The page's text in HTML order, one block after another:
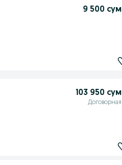
9 500 сум
103 950 сум
Договорная